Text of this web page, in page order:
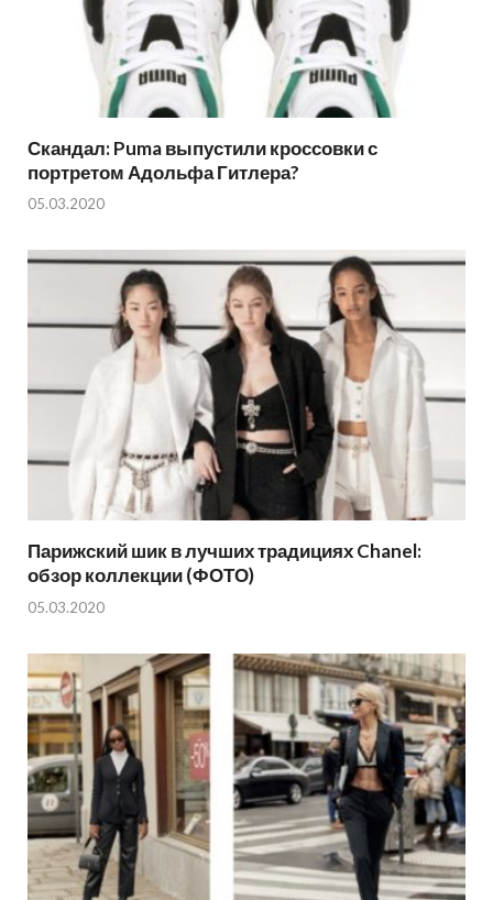
Скандал: Puma выпустили кроссовки с
портретом Адольфа Гитлера?
05.03.2020
Парижский шик в лучших традициях Chanel:
обзор коллекции (ФОТО)
05.03.2020